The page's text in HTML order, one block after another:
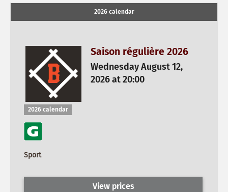
2026 calendar
Saison régulière 2026
Wednesday August 12,
2026 at 20:00
2026 calendar
Sport
View prices